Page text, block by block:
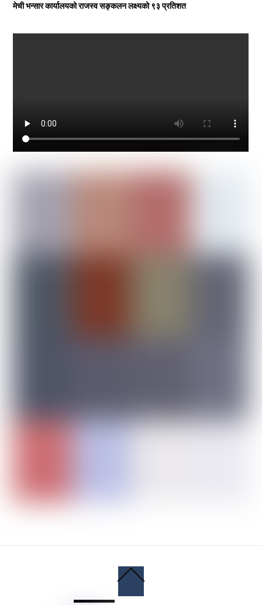
मेची भन्सार कार्यालयको राजस्व सङ्कलन लक्ष्यको ९३ प्रतिशत
To